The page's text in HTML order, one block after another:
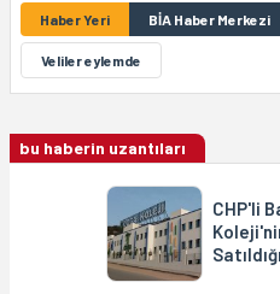
Haber Yeri BİA Haber Merkezi
Veliler eylemde
bu haberin uzantıları
CHP'li